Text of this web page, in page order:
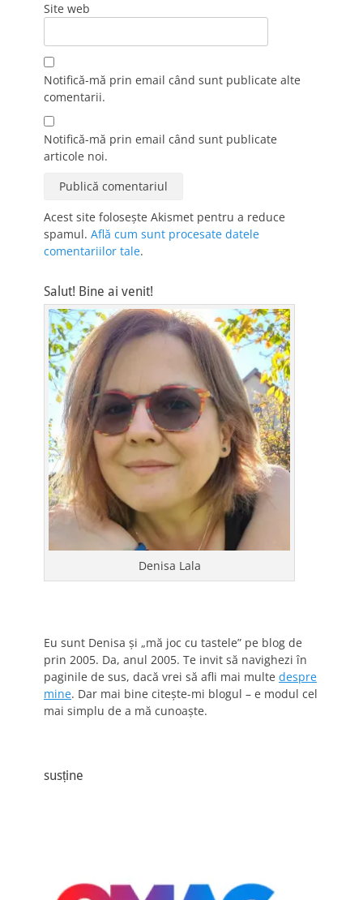
Site web
Notifică-mă prin email când sunt publicate alte
comentarii.
Notifică-mă prin email când sunt publicate
articole noi.
Acest site folosește Akismet pentru a reduce
spamul. Află cum sunt procesate datele
comentariilor tale.
Salut! Bine ai venit!
Denisa Lala
Eu sunt Denisa și „mă joc cu tastele” pe blog de
prin 2005. Da, anul 2005. Te invit să navighezi în
paginile de sus, dacă vrei să afli mai multe despre
mine. Dar mai bine citește-mi blogul – e modul cel
mai simplu de a mă cunoaște.
susține